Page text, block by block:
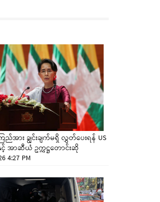
ည်အား ချွင်းချက်မရှိ လွှတ်ပေးရန် US
နှင့် အာဆီယံ ဥက္ကဋ္ဌတောင်းဆို
4:27 PM